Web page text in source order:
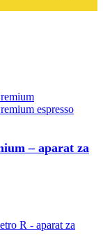
– aparat za